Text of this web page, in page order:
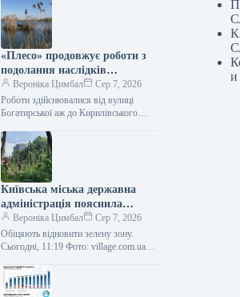
«Плесо» продовжує роботи з
подолання наслідків
забруднення Кирилівського
озера та струмка Сирець.
Вероніка Цимбал
Сер 7, 2026
Роботи здійснювалися від вулиці
Богатирської аж до Кирилівського
напрямку витоку забруднення.
Сьогодні, 10:15…
Київська міська державна
адміністрація пояснила
причини масштабної вирубки
дерев у районі Теремки.
Вероніка Цимбал
Сер 7, 2026
Обіцяють відновити зелену зону.
Сьогодні, 11:19 Фото: village.com.ua
Вилучення частини зелених насаджень
на масиві Теремки є…
и